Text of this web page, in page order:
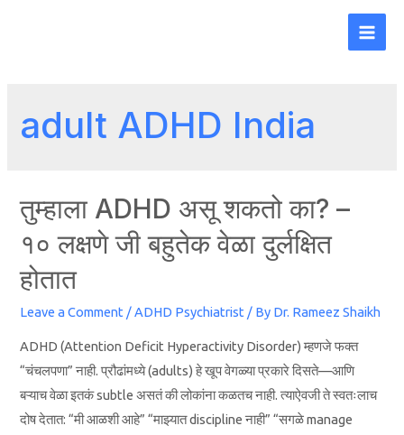
adult ADHD India
तुम्हाला ADHD असू शकतो का? –
१० लक्षणे जी बहुतेक वेळा दुर्लक्षित
होतात
Leave a Comment /ADHD Psychiatrist / By Dr. Rameez Shaikh
ADHD (Attention Deficit Hyperactivity Disorder) म्हणजे फक्त
“चंचलपणा” नाही. प्रौढांमध्ये (adults) हे खूप वेगळ्या प्रकारे दिसते—आणि
बऱ्याच वेळा इतकं subtle असतं की लोकांना कळतच नाही. त्याऐवजी ते स्वतःलाच
दोष देतात: “मी आळशी आहे” “माझ्यात discipline नाही” “सगळे manage